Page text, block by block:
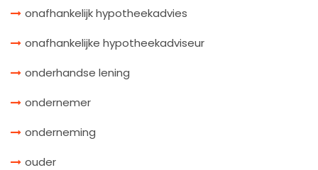
onafhankelijk hypotheekadvies
onafhankelijke hypotheekadviseur
onderhandse lening
ondernemer
onderneming
ouder